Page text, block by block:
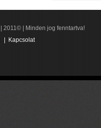
| 2011© | Minden jog fenntartva!
Kapcsolat